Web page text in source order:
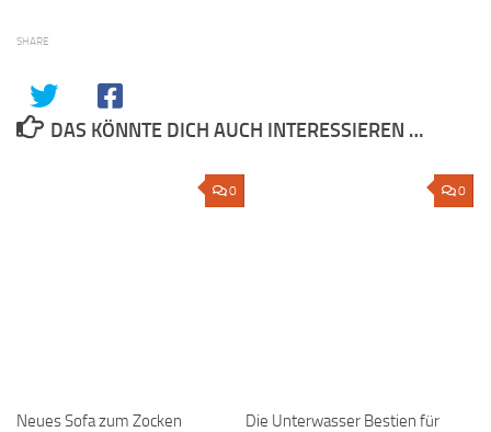
SHARE
DAS KÖNNTE DICH AUCH INTERESSIEREN …
0
Neues Sofa zum Zocken
0
Die Unterwasser Bestien für